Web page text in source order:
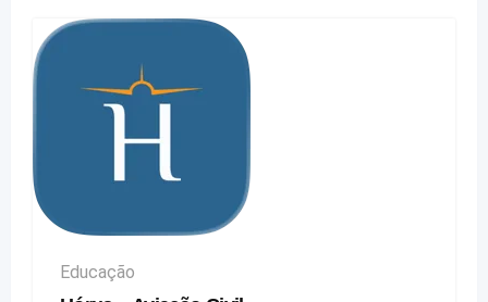
Educação